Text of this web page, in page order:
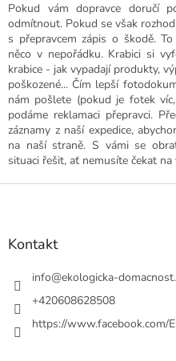
Pokud vám dopravce doručí
odmítnout. Pokud se však
s přepravcem zápis o škodě.
něco v nepořádku. Krabici si
krabice - jak vypadají produkty,
poškozené... Čím lepší
nám pošlete (pokud je fotek
podáme reklamaci přepravci.
záznamy z naší expedice,
na naší straně. S vámi se
situaci řešit, ať nemusíte čekat na
Z
Kontakt
info@ekologicka-
+420608628508
https://www.facebook.com/